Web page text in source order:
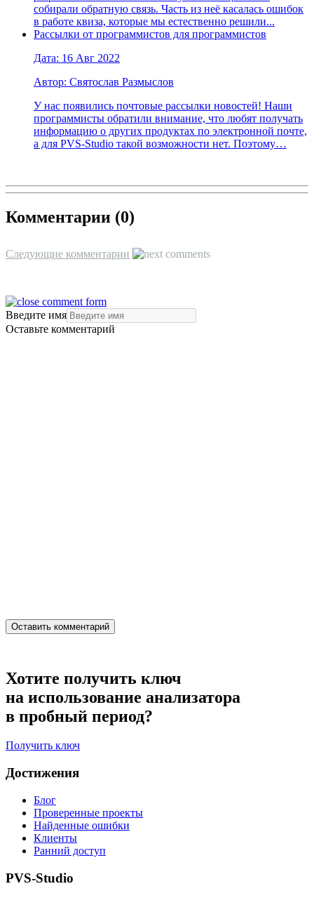
собирали обратную связь. Часть из неё касалась ошибок
в работе квиза, которые мы естественно решили...
Рассылки от программистов для программистов
Дата: 16 Авг 2022
Автор: Святослав Размыслов
У нас появились почтовые рассылки новостей! Наши
программисты обратили внимание, что любят получать
информацию о других продуктах по электронной почте,
а для PVS-Studio такой возможности нет. Поэтому…
Комментарии (0)
Следующие комментарии
Введите имя
Оставьте комментарий
Хотите получить ключ
на использование анализатора
в пробный период?
Получить ключ
Достижения
Блог
Проверенные проекты
Найденные ошибки
Клиенты
Ранний доступ
PVS-Studio